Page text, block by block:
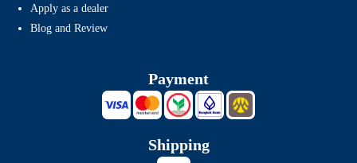
Apply as a dealer
Blog and Review
Payment
Shipping